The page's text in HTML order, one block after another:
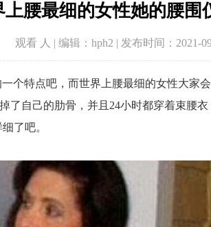
上腰最细的女性她的腰围
观看 人 | 编辑：hph2 | 发布时间：2021-
个特点吧，而世界上腰最细的女性大家
了自己的肋骨，并且24小时都穿着束腰
了吧。